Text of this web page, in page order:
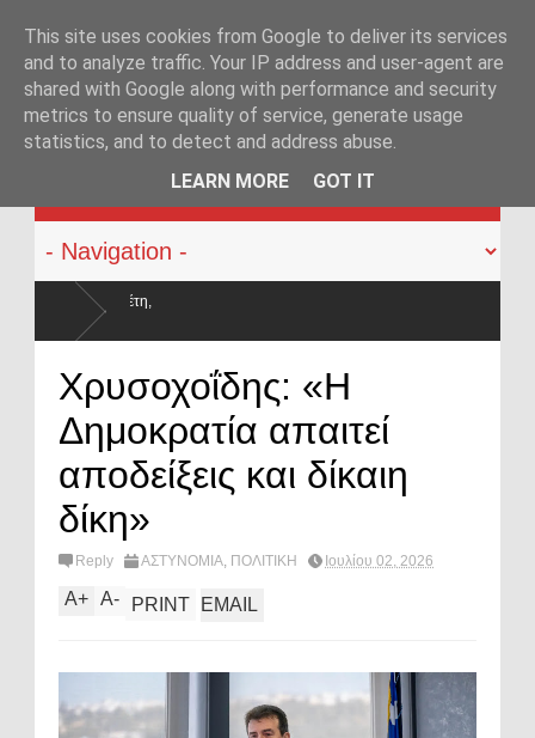
KATEHACKER
Χρυσοχοΐδης: «Η
Δημοκρατία απαιτεί
αποδείξεις και δίκαιη
δίκη»
Reply ΑΣΤΥΝΟΜΙΑ, ΠΟΛΙΤΙΚΗ Ιουλίου 02, 2026
A+ A- PRINT EMAIL
This site uses cookies from Google to deliver its services
and to analyze traffic. Your IP address and user-agent are
shared with Google along with performance and security
metrics to ensure quality of service, generate usage
statistics, and to detect and address abuse.
LEARN MORE
GOT IT